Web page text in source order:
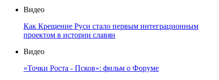
Видео
Как Крещение Руси стало первым интеграционным
проектом в истории славян
Видео
«Точки Роста - Псков»: фильм о Форуме